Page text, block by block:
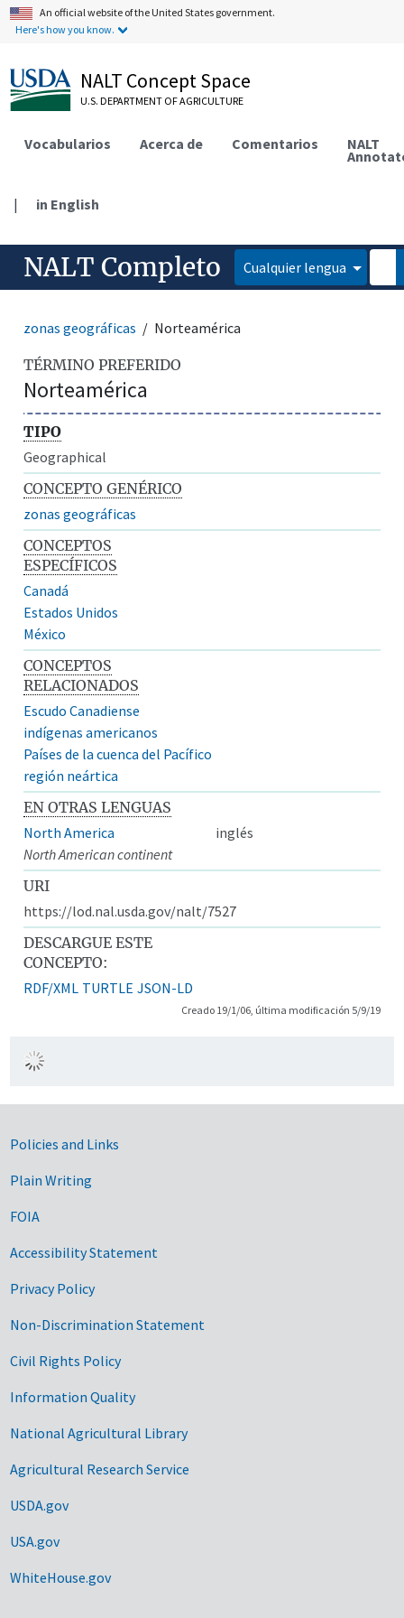
An official website of the United States government.
Here's how you know.
NALT Concept Space
U.S. DEPARTMENT OF AGRICULTURE
Vocabularios Acerca de Comentarios NALT
| in English
NALT Completo Cualquier lengua
zonas geográficas Norteamérica
TÉRMINO PREFERIDO
Norteamérica
TIPO
Geographical
CONCEPTO GENÉRICO
zonas geográficas
CONCEPTOS
ESPECÍFICOS
Canadá
Estados Unidos
México
CONCEPTOS
RELACIONADOS
Escudo Canadiense
indígenas americanos
Países de la cuenca del Pacífico
región neártica
EN OTRAS LENGUAS
North America
inglés
North American continent
URI
https://lod.nal.usda.gov/nalt/7527
DESCARGUE ESTE
CONCEPTO:
RDF/XML TURTLE JSON-LD
Creado 19/1/06, última modificación 5/9/19
Government Links
Policies and Links
Plain Writing
FOIA
Accessibility Statement
Privacy Policy
Non-Discrimination Statement
Civil Rights Policy
Information Quality
National Agricultural Library
Agricultural Research Service
USDA.gov
USA.gov
WhiteHouse.gov